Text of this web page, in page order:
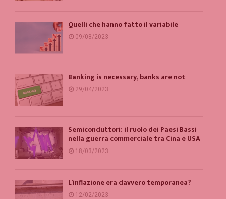
Quelli che hanno fatto il variabile
09/08/2023
Banking is necessary, banks are not
29/04/2023
Semiconduttori: il ruolo dei Paesi Bassi
nella guerra commerciale tra Cina e USA
18/03/2023
L’inflazione era davvero temporanea?
12/02/2023